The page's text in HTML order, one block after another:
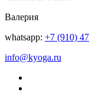
Валерия
whatsapp: +7 (910)
info@kyoga.ru